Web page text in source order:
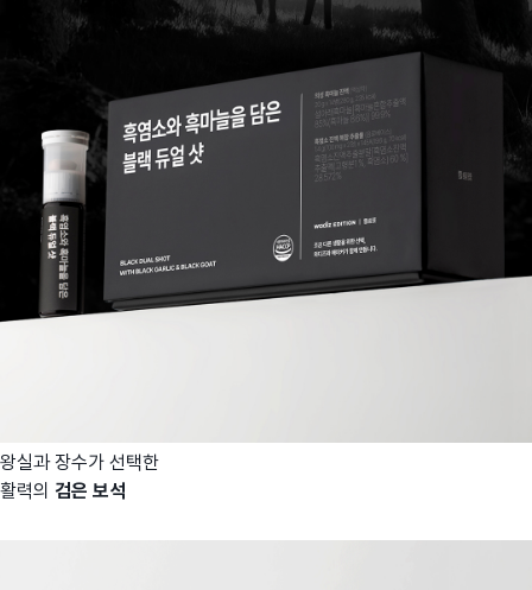
왕실과 장수가 선택한
활력의 검은 보석